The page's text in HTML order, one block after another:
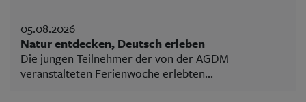
05.08.2026
Natur entdecken, Deutsch erleben
Die jungen Teilnehmer der von der AGDM
veranstalteten Ferienwoche erlebten...